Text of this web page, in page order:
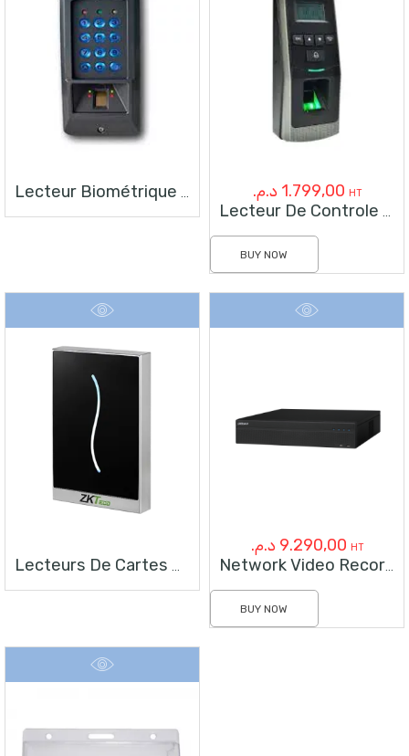
1.799,00 د.م. HT
Lecteur De Controle D’accès Autonome Par Empreinte Digitale
BUY NOW
Lecteurs De Cartes ProID10WE
9.290,00 د.م. HT
Network Video Recorder 64Ch 4K 8HDDs
BUY NOW